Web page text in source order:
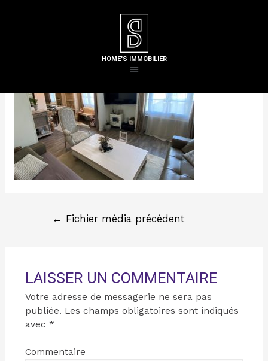
HOME'S IMMOBILIER
/ Par
← Fichier média précédent
LAISSER UN COMMENTAIRE
Votre adresse de messagerie ne sera pas
publiée. Les champs obligatoires sont indiqués
avec *
Commentaire